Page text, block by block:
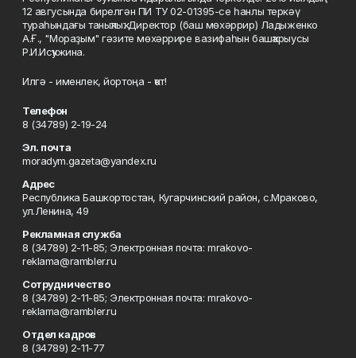
12 авгусында бирелгән ПИ ТУ 02-01395-се һанлы теркәү
тураһындағы таныҡлыҡ. Директор (баш мөхәррир) Ладыженко
А.Ғ., "Мораҙым" гәзите мөхәррире вазифаһын башҡарыусы
Р.И.Исҡужина.
Илгә - именлек, йортоңа - ҡот!
Телефон
8 (34789) 2-19-24
Эл. почта
moradym.gazeta@yandex.ru
Адрес
Республика Башкортостан, Кугарчинский район, с.Мраково,
ул.Ленина, 49
Рекламная служба
8 (34789) 2-11-85; Электронная почта: mrakovo-
reklama@rambler.ru
Сотрудничество
8 (34789) 2-11-85; Электронная почта: mrakovo-
reklama@rambler.ru
Отдел кадров
8 (34789) 2-11-77